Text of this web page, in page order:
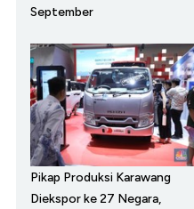
September
Pikap Produksi Karawang
Diekspor ke 27 Negara,